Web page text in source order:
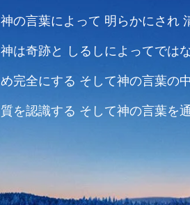
神の言葉によって 明らかにされ
神は奇跡と しるしによってでは
め完全にする そして神の言葉の
質を認識する そして神の言葉を